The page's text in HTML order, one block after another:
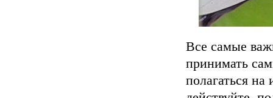
Все самые
принимать
полагаться